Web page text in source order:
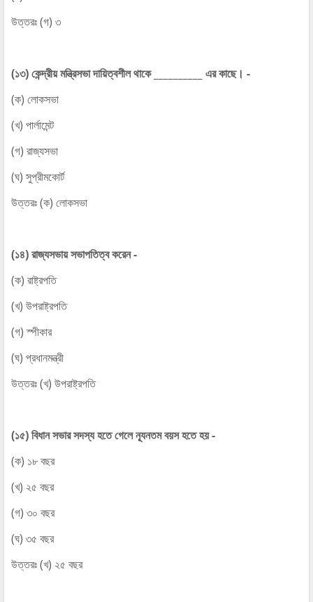
উত্তরঃ (গ) ৩
(১৩) কেন্দ্রীয় মন্ত্রিসভা দায়িত্বশীল থাকে __________ এর কাছে। -
(ক) লোকসভা
(খ) পার্লামেন্ট
(গ) রাজ্যসভা
(ঘ) সুপ্রীমকোর্ট
উত্তরঃ (ক) লোকসভা
(১৪) রাজ্যসভায় সভাপতিত্ব করেন -
(ক) রাষ্ট্রপতি
(খ) উপরাষ্ট্রপতি
(গ) স্পীকার
(ঘ) প্রধানমন্ত্রী
উত্তরঃ (খ) উপরাষ্ট্রপতি
(১৫) বিধান সভার সদস্য হতে গেলে ন্যূনতম বয়স হতে হয় -
(ক) ১৮ বছর
(খ) ২৫ বছর
(গ) ৩০ বছর
(ঘ) ৩৫ বছর
উত্তরঃ (খ) ২৫ বছর